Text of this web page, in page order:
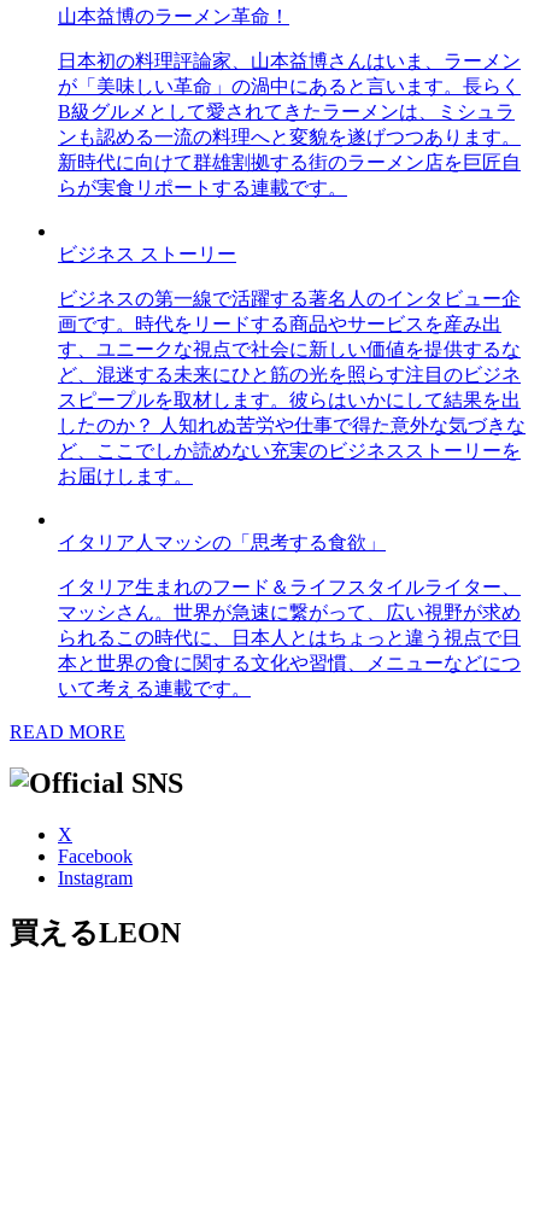
山本益博のラーメン革命！
日本初の料理評論家、山本益博さんはいま、ラーメン
が「美味しい革命」の渦中にあると言います。長らく
B級グルメとして愛されてきたラーメンは、ミシュラ
ンも認める一流の料理へと変貌を遂げつつあります。
新時代に向けて群雄割拠する街のラーメン店を巨匠自
らが実食リポートする連載です。
ビジネス ストーリー
ビジネスの第一線で活躍する著名人のインタビュー企
画です。時代をリードする商品やサービスを産み出
す、ユニークな視点で社会に新しい価値を提供するな
ど、混迷する未来にひと筋の光を照らす注目のビジネ
スピープルを取材します。彼らはいかにして結果を出
したのか？ 人知れぬ苦労や仕事で得た意外な気づきな
ど、ここでしか読めない充実のビジネスストーリーを
お届けします。
イタリア人マッシの「思考する食欲」
イタリア生まれのフード＆ライフスタイルライター、
マッシさん。世界が急速に繋がって、広い視野が求め
られるこの時代に、日本人とはちょっと違う視点で日
本と世界の食に関する文化や習慣、メニューなどにつ
いて考える連載です。
READ MORE
X
Facebook
Instagram
買えるLEON